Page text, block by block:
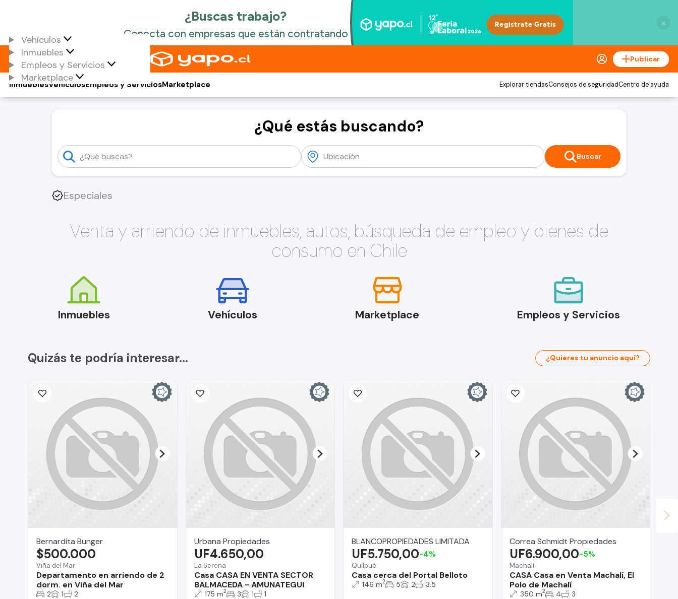
×
Vehículos
Inmuebles
Empleos y Servicios
Marketplace
Publicar
Vehículos
Inmuebles Empleos y ServiciosMarketplace Explorar tiendasConsejos de seguridadCentro de ayuda
¿Qué estás buscando?
Buscar
Especiales
Venta y arriendo de inmuebles, autos, búsqueda de empleo y bienes de
consumo en Chile
Inmuebles Vehículos Marketplace Empleos y Servicios
Quizás te podría interesar... ¿Quieres tu anuncio aquí?
Bernardita Bunger
Viña del Mar
Departamento en arriendo de 2
dorm. en Viña del Mar
$500.000
2 1 2
Urbana Propiedades
La Serena
Casa CASA EN VENTA SECTOR
BALMACEDA - AMUNATEGUI
UF4.650,00
175 m2 3 1 1
BLANCOPROPIEDADES LIMITADA
Quilpué
Casa cerca del Portal Belloto
UF5.750,00-4%
146 m2 5 2 3.5
Correa Schmidt Propiedades
Machalí
CASA Casa en Venta Machalí, El
Polo de Machalí
UF6.900,00-5%
350 m2 4 3